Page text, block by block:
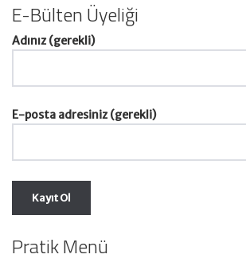
E-Bülten Üyeliği
Adınız (gerekli)
E-posta adresiniz (gerekli)
Pratik Menü